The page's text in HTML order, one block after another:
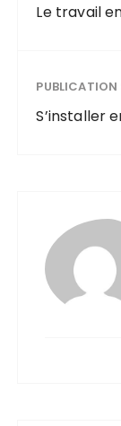
Le travail
PUBLICATION
S’installer